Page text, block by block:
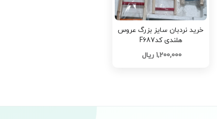
خرید نردبان سایز بزرگ عروس
هلندی کدF687
1,200,000 ریال